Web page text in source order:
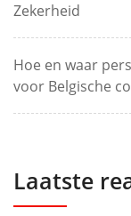
Zekerheid
Hoe en waar
voor Belgische
Laatste